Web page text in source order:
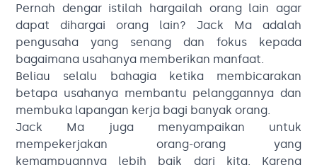
Pernah dengar istilah hargailah orang lain agar
dapat dihargai orang lain? Jack Ma adalah
pengusaha yang senang dan fokus kepada
bagaimana usahanya memberikan manfaat.
Beliau selalu bahagia ketika membicarakan
betapa usahanya membantu pelanggannya dan
membuka lapangan kerja bagi banyak orang.
Jack Ma juga menyampaikan untuk
mempekerjakan orang-orang yang
kemampuannya lebih baik dari kita. Karena